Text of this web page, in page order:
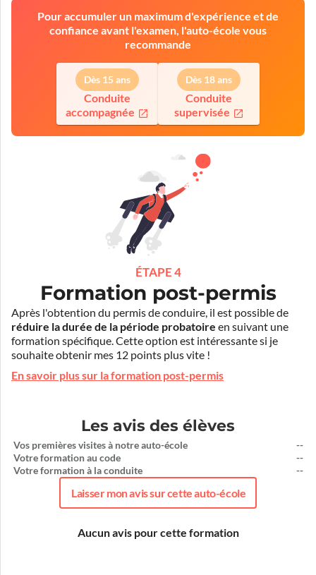
Pour accumuler un maximum d'expérience et de
confiance avant l'examen, l'auto-école vous
recommande
Dès 15 ans
Conduite
accompagnée
Dès 18 ans
Conduite
supervisée
ÉTAPE 4
Formation post-permis
Après l'obtention du permis de conduire, il est possible de
réduire la durée de la période probatoire en suivant une
formation spécifique. Cette option est intéressante si je
souhaite obtenir mes 12 points plus vite !
En savoir plus sur la formation post-permis
Les avis des élèves
Vos premières visites à notre auto-école
Votre formation au code
Votre formation à la conduite
--
--
--
Laisser mon avis sur cette auto-école
Aucun avis pour cette formation